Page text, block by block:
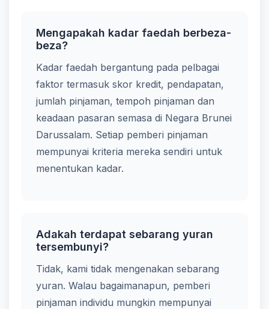
Mengapakah kadar faedah berbeza-
beza?
Kadar faedah bergantung pada pelbagai
faktor termasuk skor kredit, pendapatan,
jumlah pinjaman, tempoh pinjaman dan
keadaan pasaran semasa di Negara Brunei
Darussalam. Setiap pemberi pinjaman
mempunyai kriteria mereka sendiri untuk
menentukan kadar.
Adakah terdapat sebarang yuran
tersembunyi?
Tidak, kami tidak mengenakan sebarang
yuran. Walau bagaimanapun, pemberi
pinjaman individu mungkin mempunyai